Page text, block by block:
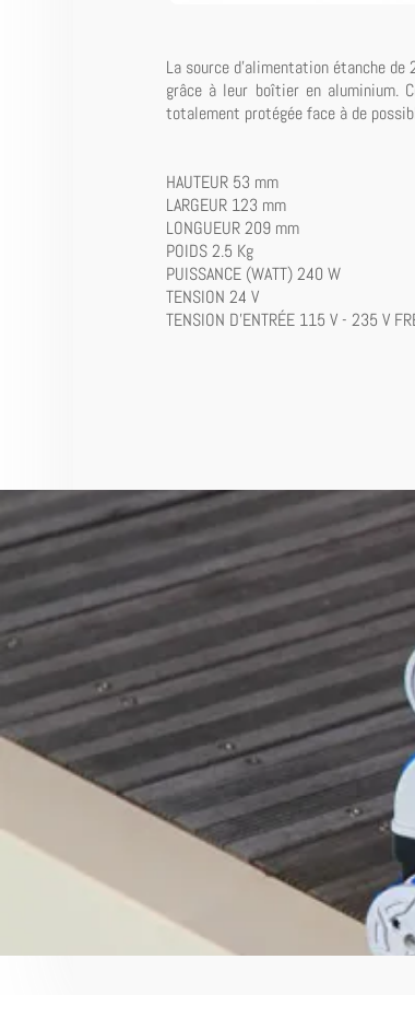
La source d'alimentation étanche
grâce à leur boîtier en aluminium.
totalement protégée face à de
HAUTEUR 53 mm
LARGEUR 123 mm
LONGUEUR 209 mm
POIDS 2.5 Kg
PUISSANCE (WATT) 240 W
TENSION 24 V
TENSION D'ENTRÉE 115 V - 235 V